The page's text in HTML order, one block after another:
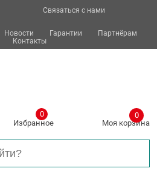
Связаться с нами
Новости Гарантии
Партнёрам
Контакты
Избранное
0
Моя корзина
0